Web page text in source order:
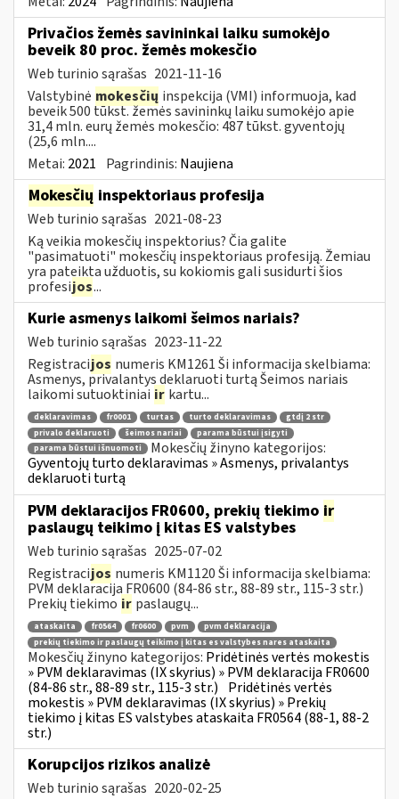
Privačios žemės savininkai laiku sumokėjo
beveik 80 proc. žemės mokesčio
Web turinio sąrašas 2021-11-16
Valstybinė mokesčių inspekcija (VMI) informuoja, kad
beveik 500 tūkst. žemės savininkų laiku sumokėjo apie
31,4 mln. eurų žemės mokesčio: 487 tūkst. gyventojų
(25,6 mln....
Metai: 2021 Pagrindinis: Naujiena
Mokesčių inspektoriaus profesija
Web turinio sąrašas 2021-08-23
Ką veikia mokesčių inspektorius? Čia galite
"pasimatuoti" mokesčių inspektoriaus profesiją. Žemiau
yra pateikta užduotis, su kokiomis gali susidurti šios
profesijos...
Kurie asmenys laikomi šeimos nariais?
Web turinio sąrašas 2023-11-22
Registracijos numeris KM1261 Ši informacija skelbiama:
Asmenys, privalantys deklaruoti turtą Šeimos nariais
laikomi sutuoktiniai ir kartu...
deklaravimas fr0001 turtas turto deklaravimas
gtdį 2 str
privalo deklaruoti
šeimos nariai
parama būstui įsigyti
parama būstui išnuomoti
Mokesčių žinyno kategorijos:
Gyventojų turto deklaravimas » Asmenys, privalantys
deklaruoti turtą
PVM deklaracijos FR0600, prekių tiekimo ir
paslaugų teikimo į kitas ES valstybes
Web turinio sąrašas 2025-07-02
Registracijos numeris KM1120 Ši informacija skelbiama:
PVM deklaracija FR0600 (84-86 str., 88-89 str., 115-3 str.)
Prekių tiekimo ir paslaugų...
ataskaita fr0564 fr0600 pvm
pvm deklaracija
prekių tiekimo ir paslaugų teikimo į kitas es valstybes nares ataskaita
Mokesčių žinyno kategorijos: Pridėtinės vertės mokestis
» PVM deklaravimas (IX skyrius) » PVM deklaracija FR0600
(84-86 str., 88-89 str., 115-3 str.) Pridėtinės vertės
mokestis » PVM deklaravimas (IX skyrius) » Prekių
tiekimo į kitas ES valstybes ataskaita FR0564 (88-1, 88-2
str.)
Korupcijos rizikos analizė
Web turinio sąrašas 2020-02-25